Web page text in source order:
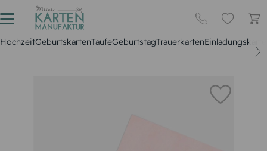
HochzeitGeburtskartenTaufeGeburtstagTrauerkarten